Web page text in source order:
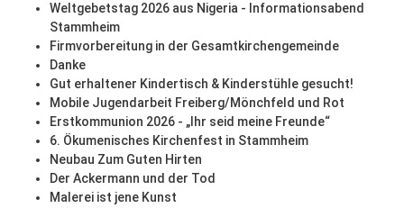
Weltgebetstag 2026 aus Nigeria - Informationsabend
Stammheim
Firmvorbereitung in der Gesamtkirchengemeinde
Danke
Gut erhaltener Kindertisch & Kinderstühle gesucht!
Mobile Jugendarbeit Freiberg/Mönchfeld und Rot
Erstkommunion 2026 - „Ihr seid meine Freunde“
6. Ökumenisches Kirchenfest in Stammheim
Neubau Zum Guten Hirten
Der Ackermann und der Tod
Malerei ist jene Kunst